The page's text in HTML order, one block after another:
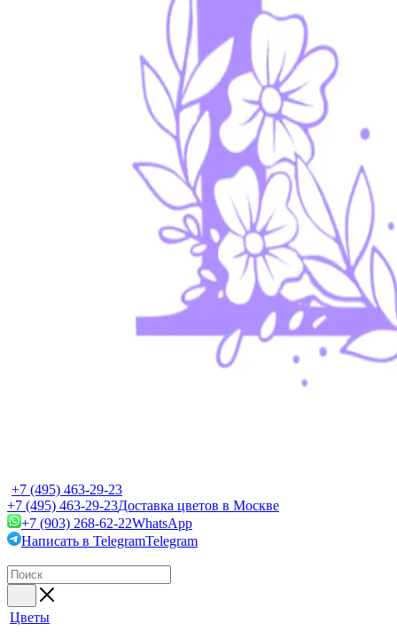
+7 (495) 463-29-23
+7 (495) 463-29-23Доставка цветов в Москве
+7 (903) 268-62-22WhatsApp
Написать в TelegramTelegram
Цветы